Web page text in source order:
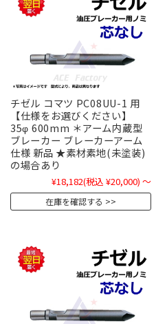
チゼル コマツ PC08UU-1 用
【仕様をお選びください】
35φ 600mm ＊アーム内蔵型
ブレーカー ブレーカーアーム
仕様 新品 ★素材素地(未塗装)
の場合あり
¥18,182(税込 ¥20,000) ～
在庫を確認する